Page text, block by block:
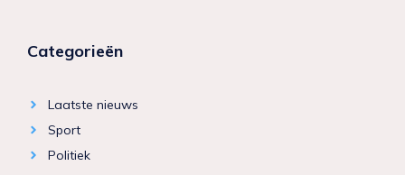
Categorieën
Laatste nieuws
Sport
Politiek